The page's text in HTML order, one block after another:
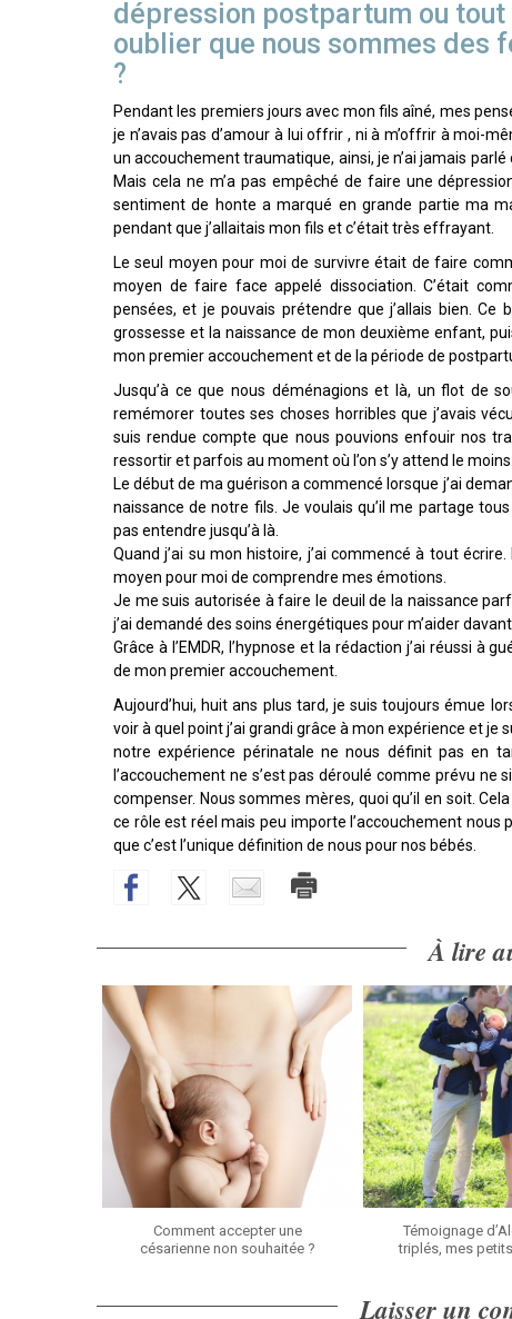
dépression postpartum ou
oublier que nous sommes des
?
Pendant les premiers jours avec mon fils aîné, mes
je n’avais pas d’amour à lui offrir , ni à m’offrir à moi-
un accouchement traumatique, ainsi, je n’ai jamais
Mais cela ne m’a pas empêché de faire une
sentiment de honte a marqué en grande partie ma
pendant que j’allaitais mon fils et c’était très effrayant.
Le seul moyen pour moi de survivre était de faire
moyen de faire face appelé dissociation. C’était
pensées, et je pouvais prétendre que j’allais bien.
grossesse et la naissance de mon deuxième enfant,
mon premier accouchement et de la période de
Jusqu’à ce que nous déménagions et là, un flot de
remémorer toutes ses choses horribles que j’avais
suis rendue compte que nous pouvions enfouir nos
ressortir et parfois au moment où l’on s’y attend le moins.
Le début de ma guérison a commencé lorsque j’ai
naissance de notre fils. Je voulais qu’il me partage
pas entendre jusqu’à là.
Quand j’ai su mon histoire, j’ai commencé à tout
moyen pour moi de comprendre mes émotions.
Je me suis autorisée à faire le deuil de la naissance
j’ai demandé des soins énergétiques pour m’aider
Grâce à l’EMDR, l’hypnose et la rédaction j’ai réussi à
de mon premier accouchement.
Aujourd’hui, huit ans plus tard, je suis toujours émue
voir à quel point j’ai grandi grâce à mon expérience et
notre expérience périnatale ne nous définit pas en
l’accouchement ne s’est pas déroulé comme prévu ne
compenser. Nous sommes mères, quoi qu’il en soit.
ce rôle est réel mais peu importe l’accouchement nous
que c’est l’unique définition de nous pour nos bébés.
À lire
Comment accepter une
césarienne non souhaitée ?
Témoignage
triplés, mes
Laisser un